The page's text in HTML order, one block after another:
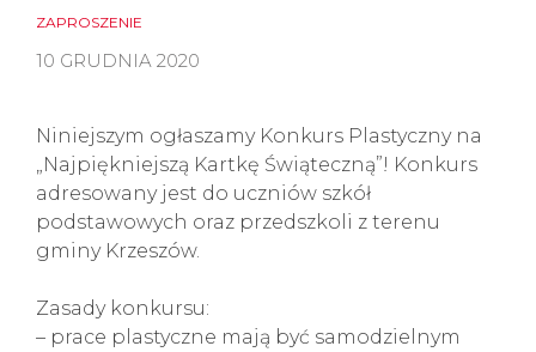
ZAPROSZENIE
10 GRUDNIA 2020
Niniejszym ogłaszamy Konkurs Plastyczny na
„Najpiękniejszą Kartkę Świąteczną”! Konkurs
adresowany jest do uczniów szkół
podstawowych oraz przedszkoli z terenu
gminy Krzeszów.
Zasady konkursu:
– prace plastyczne mają być samodzielnym